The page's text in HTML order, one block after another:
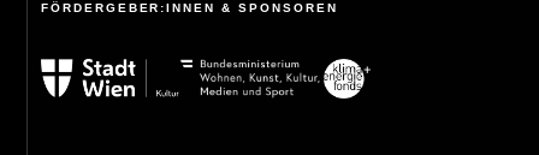
FÖRDERGEBER:INNEN & SPONSOREN